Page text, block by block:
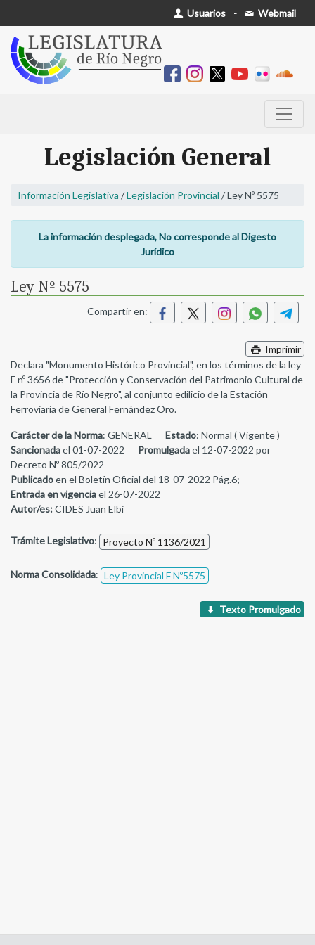
Usuarios - Webmail
Legislación General
Información Legislativa /Legislación Provincial / Ley Nº 5575
La información desplegada, No corresponde al Digesto
Jurídico
Ley Nº 5575
Compartir en:
Imprimir
Declara "Monumento Histórico Provincial", en los términos de la ley
F nº 3656 de "Protección y Conservación del Patrimonio Cultural de
la Provincia de Río Negro", al conjunto edilicio de la Estación
Ferroviaria de General Fernández Oro.
Carácter de la Norma: GENERAL Estado: Normal ( Vigente )
Sancionadael 01-07-2022 Promulgadael 12-07-2022 por
Decreto Nº 805/2022
Publicadoen el Boletín Oficial del 18-07-2022 Pág.6;
Entrada en vigenciael 26-07-2022
Autor/es:CIDES Juan Elbi
Trámite Legislativo: Proyecto Nº 1136/2021
Norma Consolidada: Ley Provincial F Nº5575
Texto Promulgado